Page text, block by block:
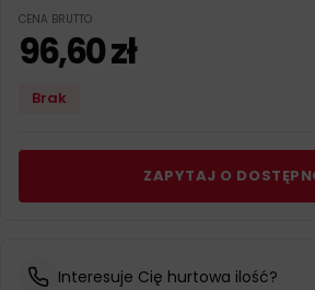
CENA BRUTTO
96,60zł
Brak
ZAPYTAJ O
Interesuje Cię hurtowa ilość?